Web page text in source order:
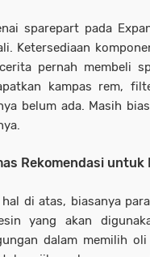
sparepart pada
Ketersediaan
pernah membeli
kampas rem,
belum ada. Masih
Rekomendasi
hal di atas, biasanya
yang akan
dalam memilih